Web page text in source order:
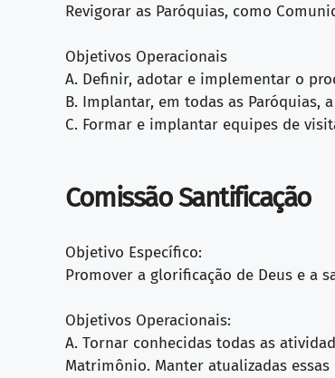
Revigorar as Paróquias, como
Objetivos Operacionais
A. Definir, adotar e implementar o
B. Implantar, em todas as Paróquias,
C. Formar e implantar equipes de
Comissão Santificação
Objetivo Específico:
Promover a glorificação de Deus e a
Objetivos Operacionais:
A. Tornar conhecidas todas as
Matrimônio. Manter atualizadas